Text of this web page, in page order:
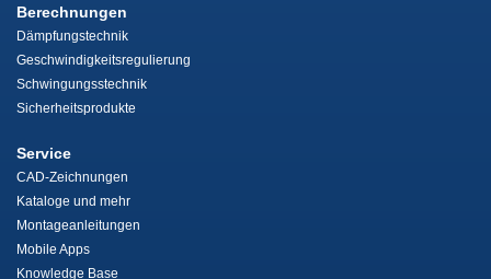
Berechnungen
Dämpfungstechnik
Geschwindigkeitsregulierung
Schwingungsstechnik
Sicherheitsprodukte
Service
CAD-Zeichnungen
Kataloge und mehr
Montageanleitungen
Mobile Apps
Knowledge Base